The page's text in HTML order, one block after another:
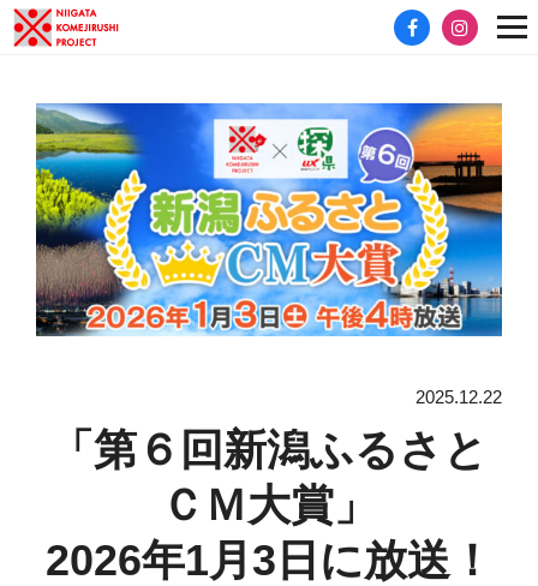
2025.12.22
「第６回新潟ふるさと
ＣＭ大賞」
2026年1月3日に放送！